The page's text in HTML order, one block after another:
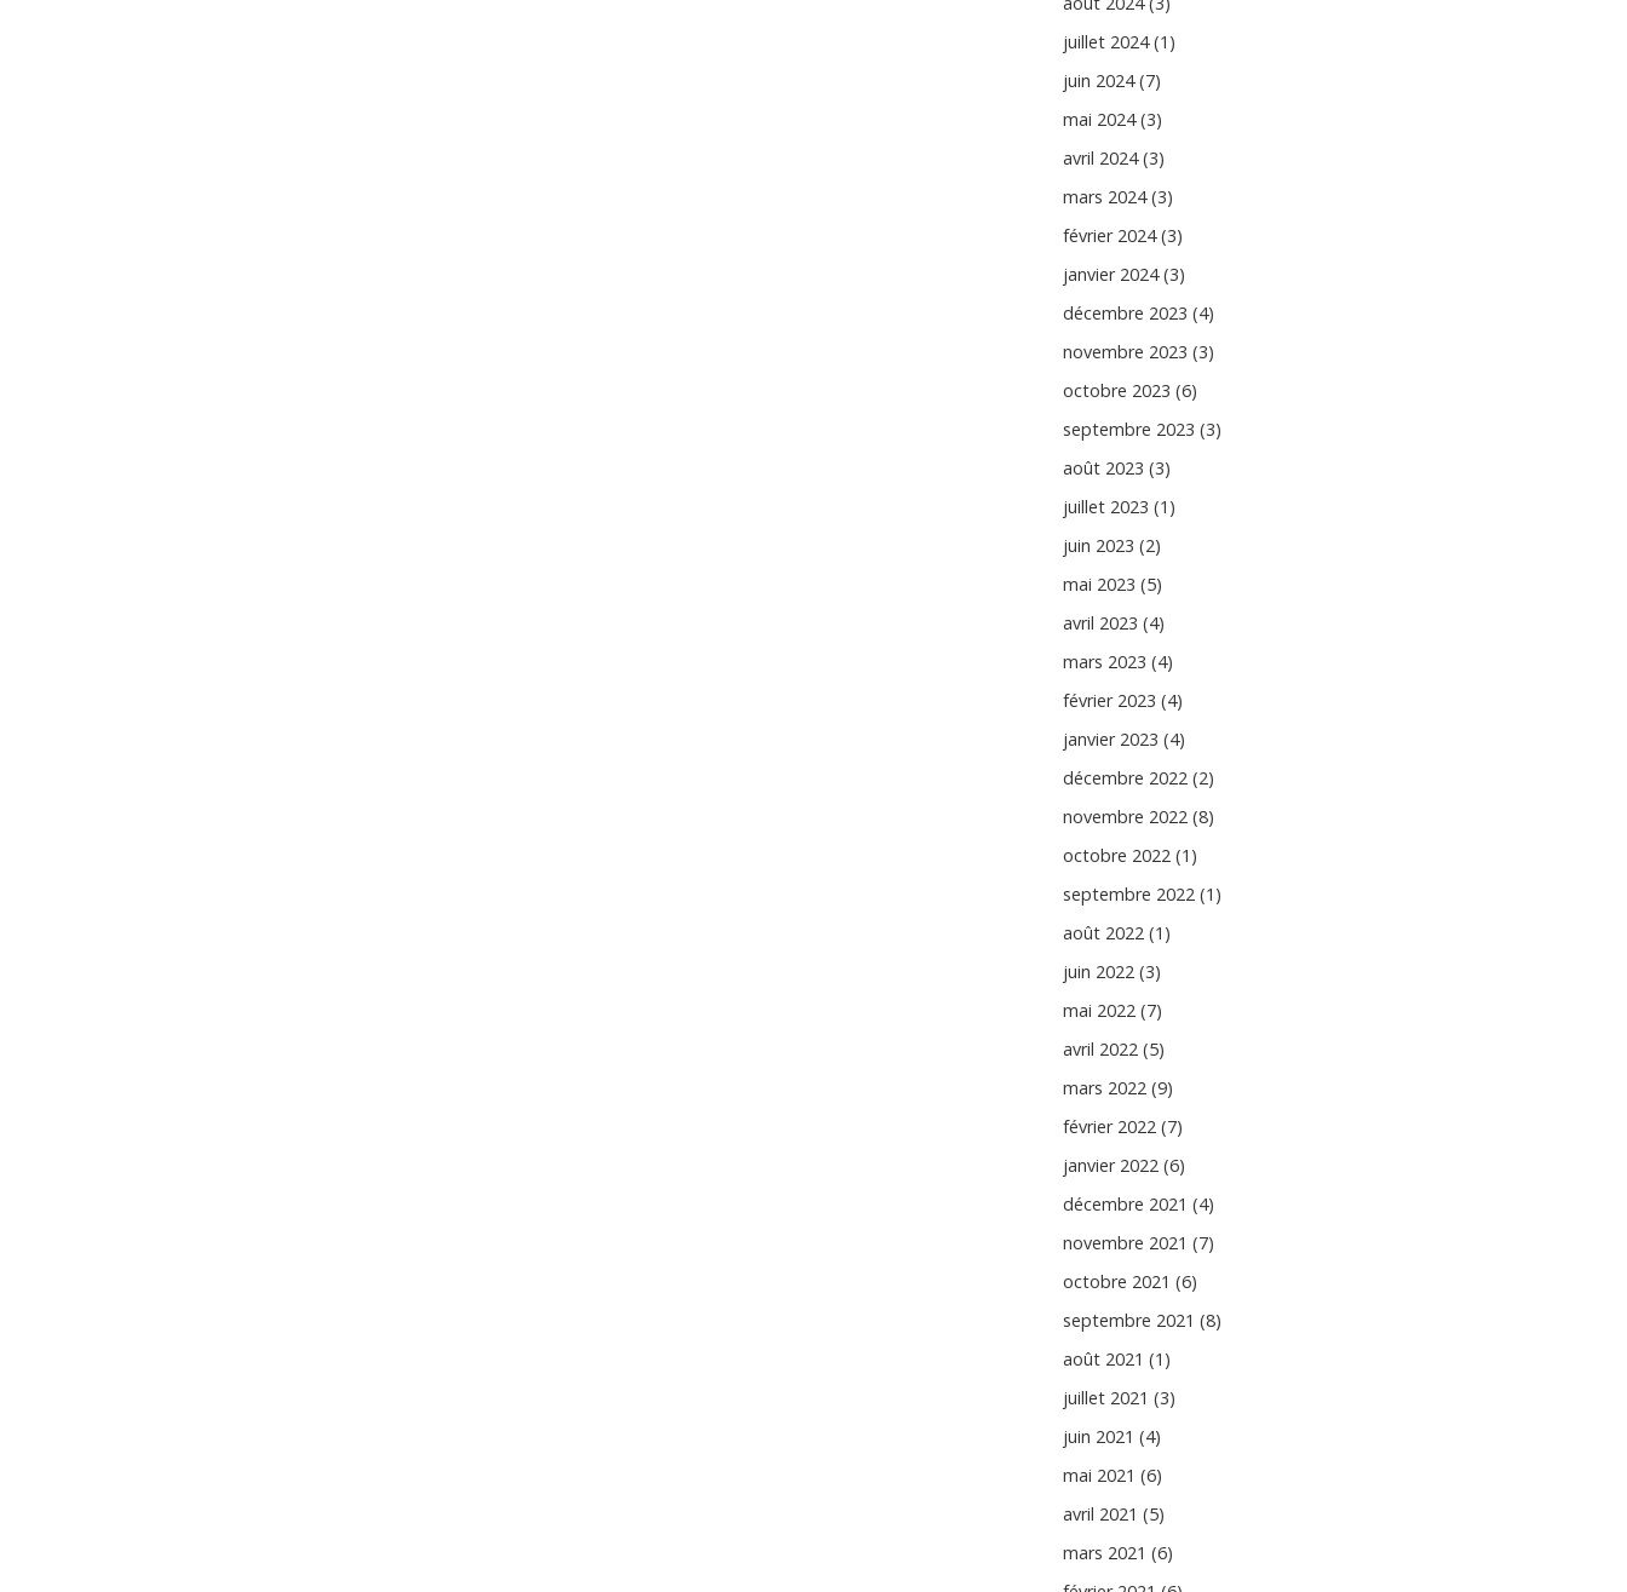
juillet 2024 (1)
juin 2024 (7)
mai 2024 (3)
avril 2024 (3)
mars 2024 (3)
février 2024 (3)
janvier 2024 (3)
décembre 2023 (4)
novembre 2023 (3)
octobre 2023 (6)
septembre 2023 (3)
août 2023 (3)
juillet 2023 (1)
juin 2023 (2)
mai 2023 (5)
avril 2023 (4)
mars 2023 (4)
février 2023 (4)
janvier 2023 (4)
décembre 2022 (2)
novembre 2022 (8)
octobre 2022 (1)
septembre 2022 (1)
août 2022 (1)
juin 2022 (3)
mai 2022 (7)
avril 2022 (5)
mars 2022 (9)
février 2022 (7)
janvier 2022 (6)
décembre 2021 (4)
novembre 2021 (7)
octobre 2021 (6)
septembre 2021 (8)
août 2021 (1)
juillet 2021 (3)
juin 2021 (4)
mai 2021 (6)
avril 2021 (5)
mars 2021 (6)